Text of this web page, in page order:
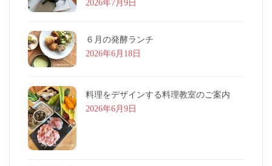
2026年7月9日
６月の発酵ランチ
2026年6月18日
料理をデザインする料理教室のご案内
2026年6月9日